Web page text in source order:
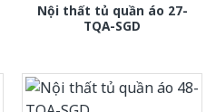
Nội thất tủ quần áo 27-
TQA-SGD